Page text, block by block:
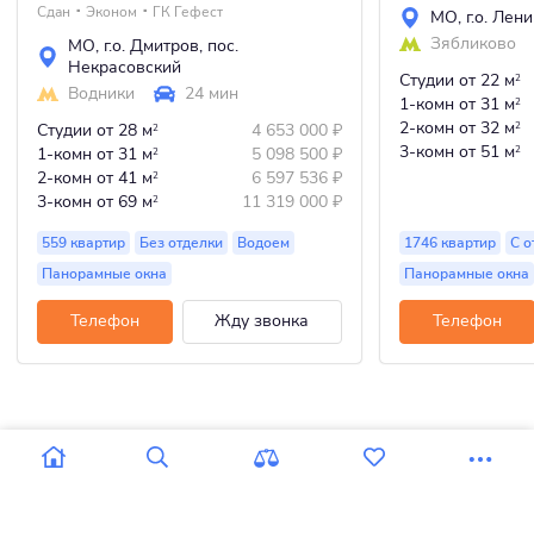
Сдан Эконом ГК Гефест
МО, г.о. Дмитров, пос.
Некрасовский
Водники
24 мин
Студии от 28 м2 4 653 000 ₽
1-комн от 31 м2 5 098 500 ₽
2-комн от 41 м2 6 597 536 ₽
3-комн от 69 м2 11 319 000 ₽
559 квартир Без отделки
Водоем
Панорамные окна
Телефон Жду звонка
МО, г.о.
Зябликово
Студии от 22 м2
1-комн от 31 м2
2-комн от 32 м2
3-комн от 51 м2
1746 квартир
С
Панорамные окна
Телефон